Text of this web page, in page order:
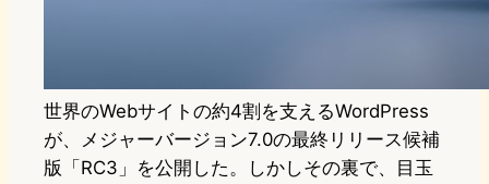
世界のWebサイトの約4割を支えるWordPress
が、メジャーバージョン7.0の最終リリース候補
版「RC3」を公開した。しかしその裏で、目玉